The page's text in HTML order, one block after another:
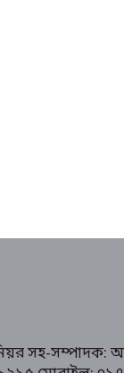
সহ-সম্পাদক: